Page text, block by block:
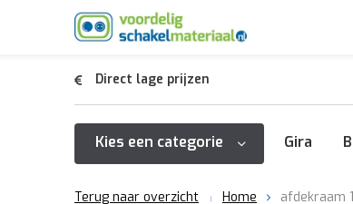
Direct lage prijzen
Kies een categorie Gira
Terug naar overzicht Home afdekraam